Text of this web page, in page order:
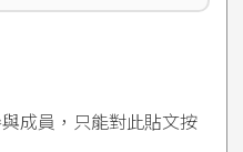
成員，只能對此貼文按